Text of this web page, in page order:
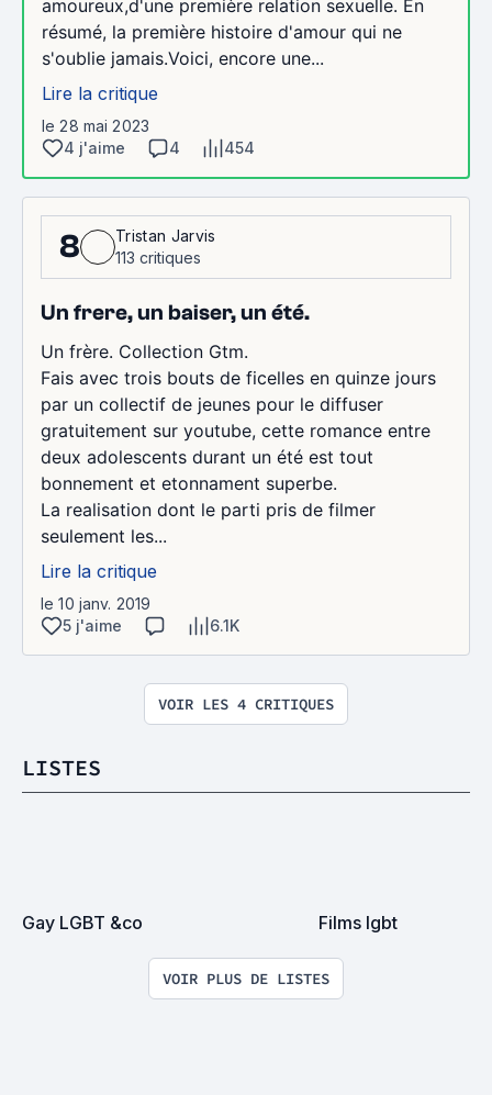
amoureux,d'une première relation sexuelle. En
résumé, la première histoire d'amour qui ne
s'oublie jamais.Voici, encore une...
Lire la critique
le 28 mai 2023
4 j'aime
4 454
8
Tristan Jarvis
113 critiques
Un frere, un baiser, un été.
Un frère. Collection Gtm.
Fais avec trois bouts de ficelles en quinze jours
par un collectif de jeunes pour le diffuser
gratuitement sur youtube, cette romance entre
deux adolescents durant un été est tout
bonnement et etonnament superbe.
La realisation dont le parti pris de filmer
seulement les...
Lire la critique
le 10 janv. 2019
5 j'aime
6.1K
VOIR LES 4 CRITIQUES
LISTES
Gay LGBT &co Films lgbt
VOIR PLUS DE LISTES